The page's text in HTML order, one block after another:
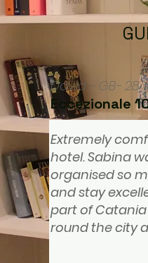
David - GB- 28
Eccezionale
Extremely
hotel. Sabina
organised so
and stay
part of
round the city